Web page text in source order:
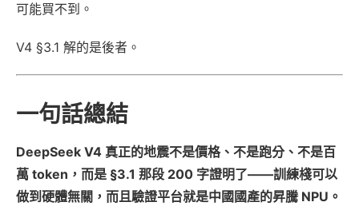
可能買不到。
V4 §3.1 解的是後者。
一句話總結
DeepSeek V4 真正的地震不是價格、不是跑分、不是百
萬 token，而是 §3.1 那段 200 字證明了——訓練棧可以
做到硬體無關，而且驗證平台就是中國國產的昇騰 NPU。